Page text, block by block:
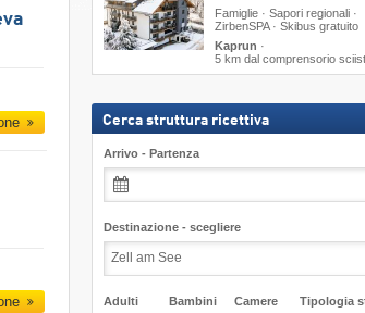
Famiglie · Sapori regionali ·
ZirbenSPA · Skibus gratuito
Kaprun ·
5 km dal comprensorio
Cerca struttura ricettiva
Arrivo - Partenza
Destinazione - scegliere
Adulti Bambini Camere Tipologia